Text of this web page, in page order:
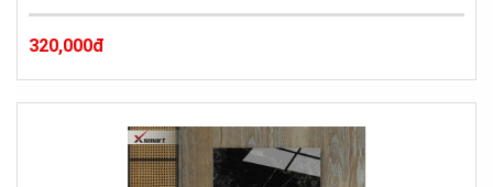
320,000đ